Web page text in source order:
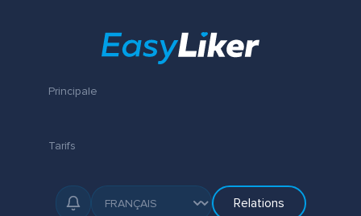
Principale
Tarifs
Relations